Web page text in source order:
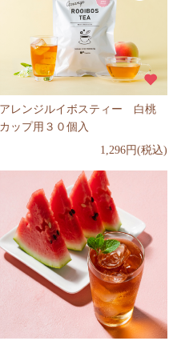
アレンジルイボスティー 白桃
カップ用３０個入
1,296円(税込)